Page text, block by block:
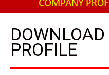
PROFILE